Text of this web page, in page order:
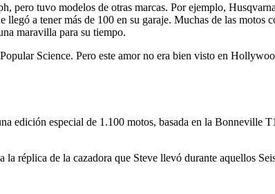
tuvo modelos de otras marcas. Por ejemplo,
a tener más de 100 en su garaje. Muchas de las motos
maravilla para su tiempo.
Science. Pero este amor no era bien visto en
edición especial de 1.100 motos, basada en la Bonneville
réplica de la cazadora que Steve llevó durante aquellos